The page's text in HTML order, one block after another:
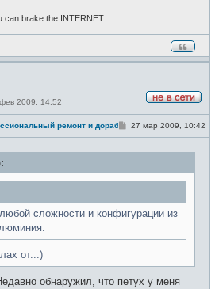
can brake the INTERNET
е
в
с
2009, 14:52
ремонт и доработка велоси
С
б
е
н
е
27 мар 2009, 10:42
сложности и конфигурации из
от...)
обнаружил, что петух у меня